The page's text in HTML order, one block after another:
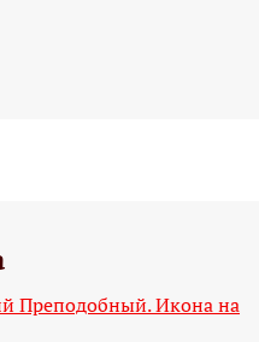
Преподобный. Икона на